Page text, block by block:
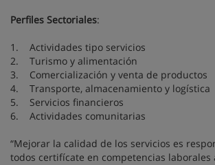
Perfiles Sectoriales:
1. Actividades tipo servicios
2. Turismo y alimentación
3. Comercialización y venta de productos
4. Transporte, almacenamiento y logística
5. Servicios financieros
6. Actividades comunitarias
“Mejorar la calidad de los servicios es
todos certifícate en competencias laborales